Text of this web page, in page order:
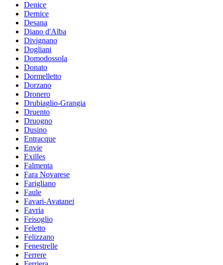
Denice
Dernice
Desana
Diano d'Alba
Divignano
Dogliani
Domodossola
Donato
Dormelletto
Dorzano
Dronero
Drubiaglio-Grangia
Druento
Druogno
Dusino
Entracque
Envie
Exilles
Falmenta
Fara Novarese
Farigliano
Faule
Favari-Avatanei
Favria
Feisoglio
Feletto
Felizzano
Fenestrelle
Ferrere